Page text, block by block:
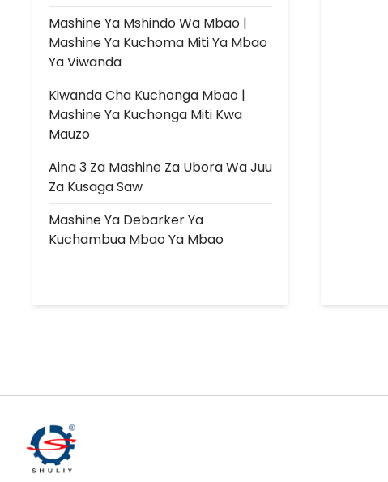
Mashine Ya Mshindo Wa Mbao |
Mashine Ya Kuchoma Miti Ya Mbao
Ya Viwanda
Kiwanda Cha Kuchonga Mbao |
Mashine Ya Kuchonga Miti Kwa
Mauzo
Aina 3 Za Mashine Za Ubora Wa Juu
Za Kusaga Saw
Mashine Ya Debarker Ya
Kuchambua Mbao Ya Mbao